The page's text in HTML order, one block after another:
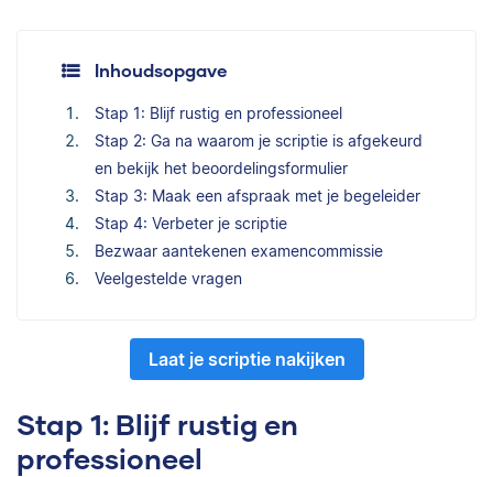
Inhoudsopgave
Stap 1: Blijf rustig en professioneel
Stap 2: Ga na waarom je scriptie is afgekeurd
en bekijk het beoordelingsformulier
Stap 3: Maak een afspraak met je begeleider
Stap 4: Verbeter je scriptie
Bezwaar aantekenen examencommissie
Veelgestelde vragen
Laat je scriptie nakijken
Stap 1: Blijf rustig en
professioneel